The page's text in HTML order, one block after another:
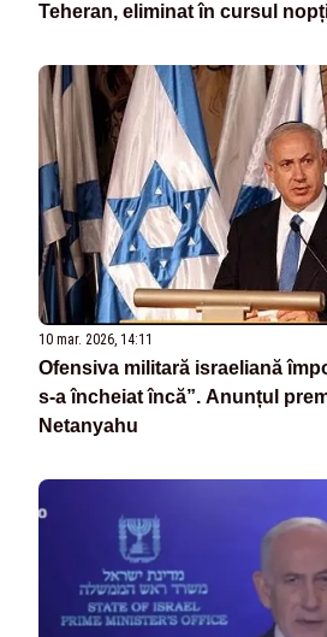
Teheran, eliminat în cursul
10 mar. 2026, 14:11
Ofensiva militară israeliană
s-a încheiat încă”. Anunțul
Netanyahu